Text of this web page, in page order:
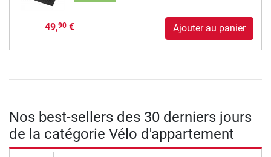
49,90€ Ajouter au panier
Nos best-sellers des 30 derniers jours
de la catégorie Vélo d'appartement